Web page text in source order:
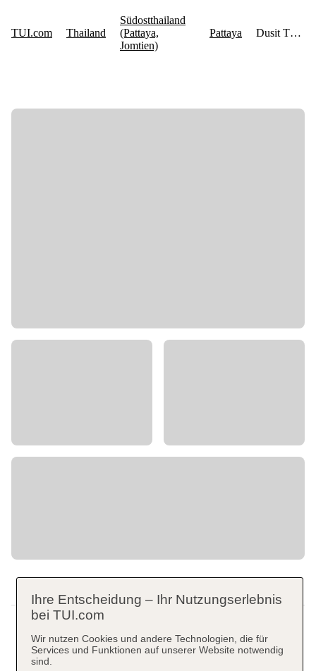
Ihre Entscheidung – Ihr Nutzungserlebnis
bei TUI.com
Wir nutzen Cookies und andere Technologien, die für
Services und Funktionen auf unserer Website notwendig
sind.